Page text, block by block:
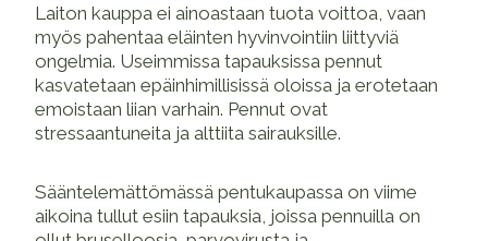
Laiton kauppa ei ainoastaan tuota voittoa, vaan
myös pahentaa eläinten hyvinvointiin liittyviä
ongelmia. Useimmissa tapauksissa pennut
kasvatetaan epäinhimillisissä oloissa ja erotetaan
emoistaan liian varhain. Pennut ovat
stressaantuneita ja alttiita sairauksille.
Sääntelemättömässä pentukaupassa on viime
aikoina tullut esiin tapauksia, joissa pennuilla on